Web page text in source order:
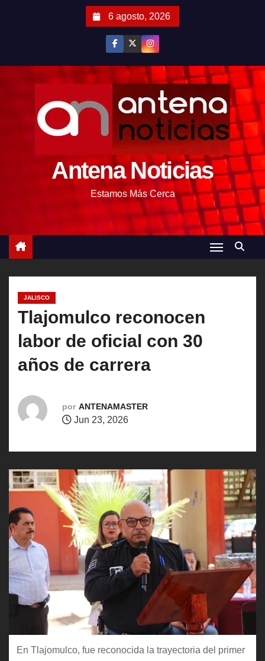
6 agosto, 2026
Antena Noticias
Estamos Más Cerca
JALISCO
Tlajomulco reconocen
labor de oficial con 30
años de carrera
por ANTENAMASTER
Jun 23, 2026
En Tlajomulco, fue reconocida la trayectoria del primer